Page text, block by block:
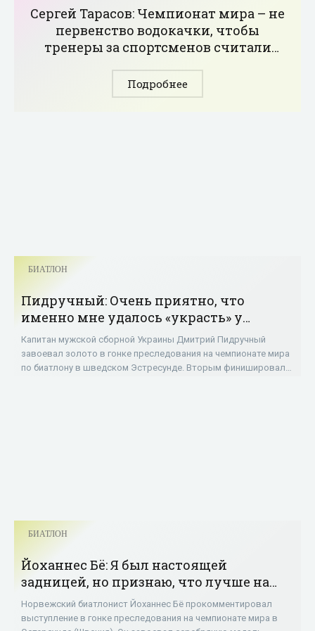
Сергей Тарасов: Чемпионат мира – не
первенство водокачки, чтобы
тренеры за спортсменов считали
Подробнее
БИАТЛОН
Пидручный: Очень приятно, что
именно мне удалось «украсть» у
Йоханнеса золото - «БИАТЛОН»
Капитан мужской сборной Украины Дмитрий Пидручный
завоевал золото в гонке преследования на чемпионате мира
по биатлону в шведском Эстресунде. Вторым финишировал
БИАТЛОН
Йоханнес Бё: Я был настоящей
задницей, но признаю, что лучше на
«стойке» я пока стрелять не могу -
«БИАТЛОН»
Норвежский биатлонист Йоханнес Бё прокомментировал
выступление в гонке преследования на чемпионате мира в